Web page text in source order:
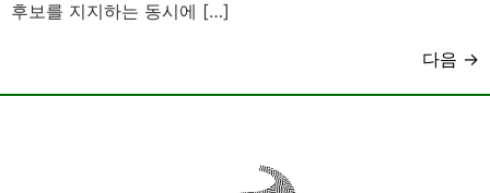
후보를 지지하는 동시에 […]
다음 →